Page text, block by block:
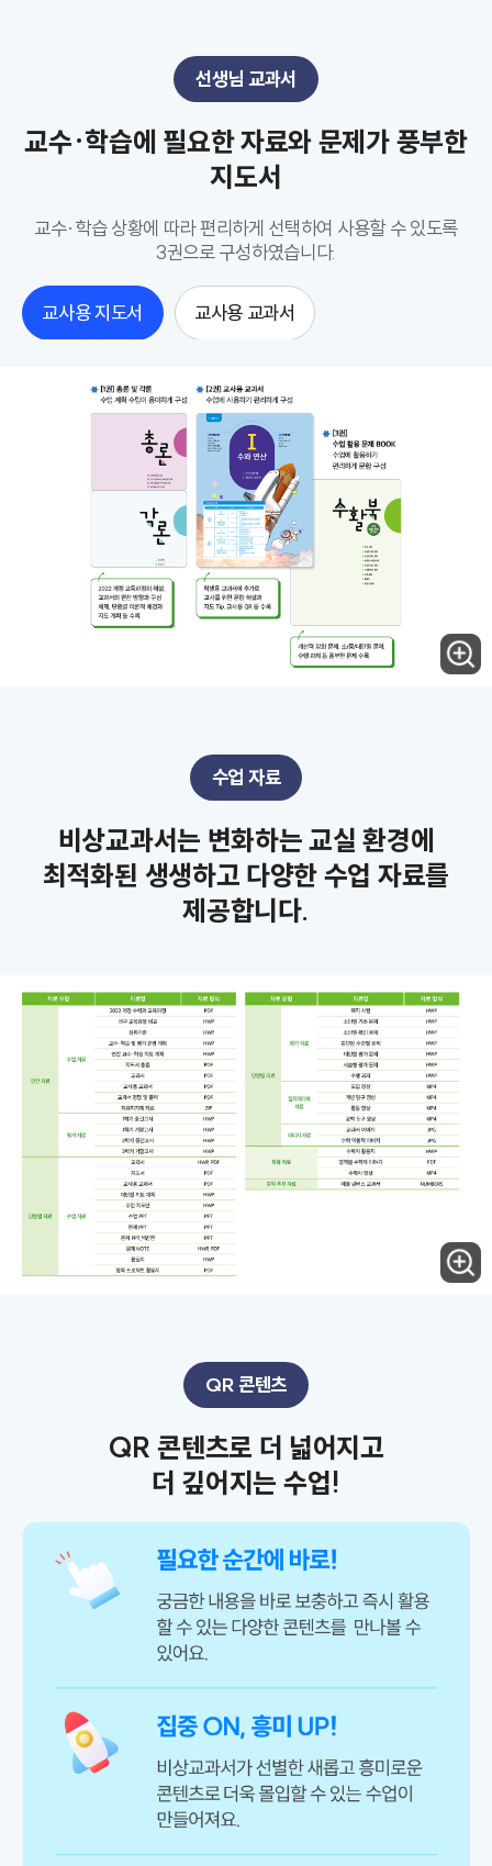
선생님 교과서
교수·학습에 필요한 자료와 문제가 풍부한
지도서
교수·학습 상황에 따라 편리하게 선택하여 사용할 수 있도록
3권으로 구성하였습니다.
교사용 지도서 교사용 교과서
수업 자료
비상교과서는 변화하는 교실 환경에
최적화된 생생하고 다양한 수업 자료를
제공합니다.
QR 콘텐츠
QR 콘텐츠로 더 넓어지고
더 깊어지는 수업!